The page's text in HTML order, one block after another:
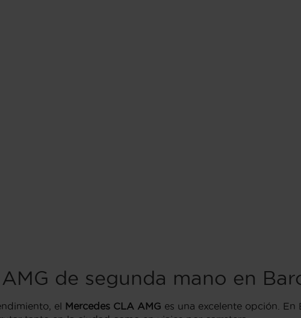
de segunda mano en
el Mercedes CLA AMG es una excelente opción.